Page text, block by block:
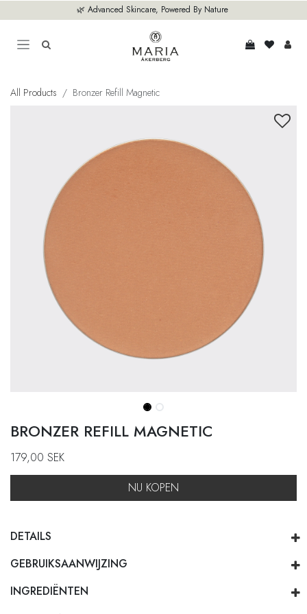
Overslaan naar inhoud🌿 Advanced Skincare, Powered By Nature
All Products Bronzer Refill Magnetic
BRONZER REFILL MAGNETIC
179,00 SEK
NU KOPEN
DETAILS
GEBRUIKSAANWIJZING
INGREDIËNTEN